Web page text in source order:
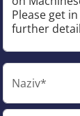
Naziv*